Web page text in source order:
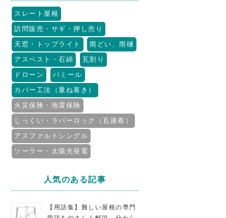
スレート屋根
訪問販売・サギ・押し売り
天窓・トップライト
雨どい、雨樋
アスベスト・石綿
瓦割り
ドローン
パミール
カバー工法（重ね葺き）
火災保険・地震保険
しっくい・ラバーロック（瓦接着）
アスファルトシングル
ソーラー・太陽光発電
人気のある記事
【用語集】難しい屋根の専門